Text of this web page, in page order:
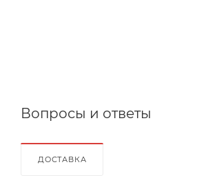
Вопросы и ответы
ДОСТАВКА